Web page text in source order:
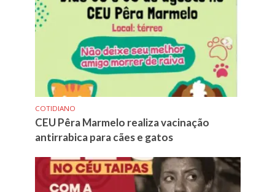
COTIDIANO
CEU Pêra Marmelo realiza vacinação
antirrabica para cães e gatos